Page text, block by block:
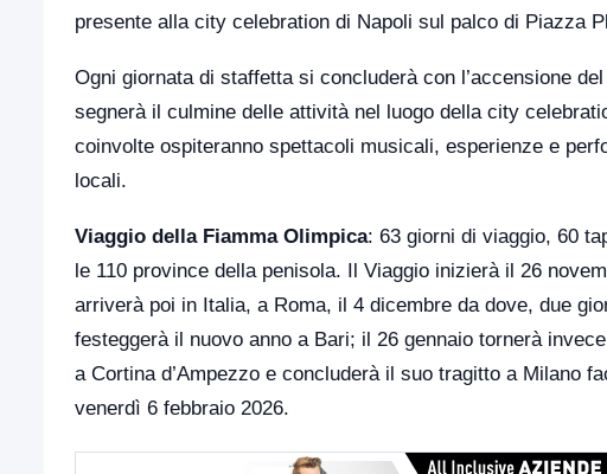
presente alla city celebration di Napoli sul palco di Piazza
Ogni giornata di staffetta si concluderà con l’accensione
segnerà il culmine delle attività nel luogo della city
coinvolte ospiteranno spettacoli musicali, esperienze e
locali.
Viaggio della Fiamma Olimpica: 63 giorni di viaggio, 60
le 110 province della penisola. Il Viaggio inizierà il 26
arriverà poi in Italia, a Roma, il 4 dicembre da dove, due
festeggerà il nuovo anno a Bari; il 26 gennaio tornerà
a Cortina d’Ampezzo e concluderà il suo tragitto a Milano
venerdì 6 febbraio 2026.